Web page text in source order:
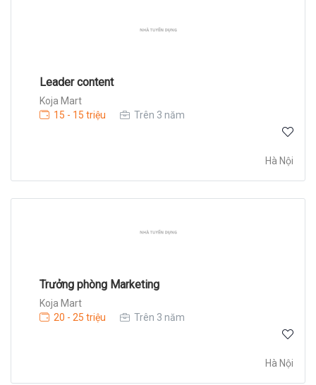
Leader content
Koja Mart
15 - 15 triệu
Trên 3 năm
Hà Nội
Trưởng phòng Marketing
Koja Mart
20 - 25 triệu
Trên 3 năm
Hà Nội